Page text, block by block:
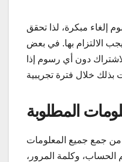
مبكرة، لذا تحقق
يجب الالتزام بها. في بعض
دون أي رسوم إذا
المطلوبة
من جمع جميع المعلومات
الحساب، وكلمة المرور،